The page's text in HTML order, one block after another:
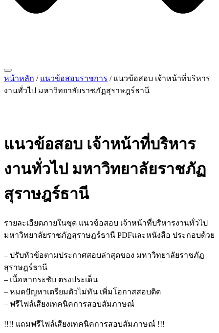
หน้าหลัก / แนวข้อสอบราชการ / แนวข้อสอบ เจ้าหน้าที่บริหาร
งานทั่วไป มหาวิทยาลัยราชภัฏสุราษฎร์ธานี
แนวข้อสอบ เจ้าหน้าที่บริหาร
งานทั่วไป มหาวิทยาลัยราชภัฏ
สุราษฎร์ธานี
รายละเอียดภายในชุด แนวข้อสอบ เจ้าหน้าที่บริหารงานทั่วไป
มหาวิทยาลัยราชภัฏสุราษฎร์ธานี PDFและหนังสือ ประกอบด้วย
– ปรับหัวข้อตามประกาศสอบล่าสุดของ มหาวิทยาลัยราชภัฏ
สุราษฎร์ธานี
– เนื้อหากระชับ ตรงประเด็น
– หมดปัญหาเตรียมตัวไม่ทัน เพิ่มโอกาสสอบติด
– ฟรีไฟล์เสียงเทคนิคการสอบสัมภาษณ์
!!!! แถมฟรีไฟล์เสียงเทคนิคการสอบสัมภาษณ์ !!!